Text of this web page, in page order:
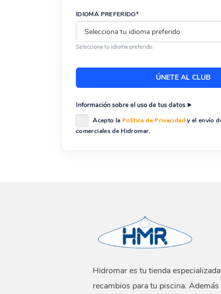
IDIOMA PREFERIDO*
Selecciona tu idioma preferido.
Información sobre el uso de tus datos
Acepto la Política de Privacidady el envío
comerciales de Hidromar.
Hidromar es tu tienda
recambios para tu piscina. Además